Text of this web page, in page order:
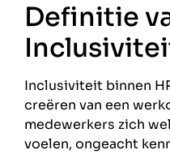
Definitie
Inclusiviteit binnen
creëren van een
medewerkers zich
voelen, ongeacht